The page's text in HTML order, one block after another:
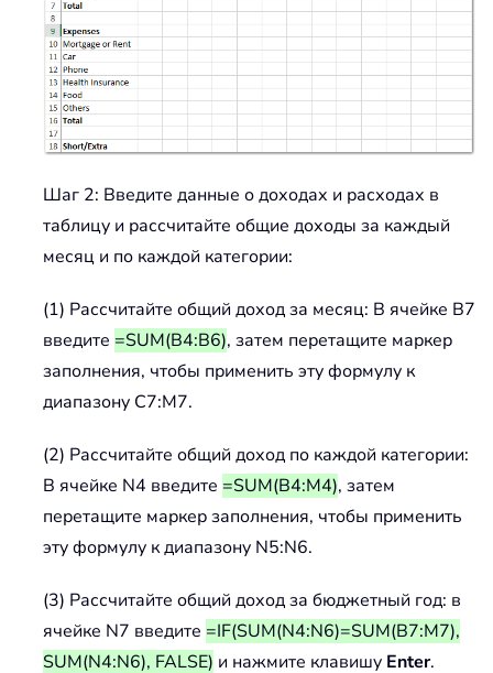
Шаг 2: Введите данные о доходах и расходах в
таблицу и рассчитайте общие доходы за каждый
месяц и по каждой категории:
(1) Рассчитайте общий доход за месяц: В ячейке B7
введите =SUM(B4:B6), затем перетащите маркер
заполнения, чтобы применить эту формулу к
диапазону C7:M7.
(2) Рассчитайте общий доход по каждой категории:
В ячейке N4 введите =SUM(B4:M4), затем
перетащите маркер заполнения, чтобы применить
эту формулу к диапазону N5:N6.
(3) Рассчитайте общий доход за бюджетный год: в
ячейке N7 введите =IF(SUM(N4:N6)=SUM(B7:M7),
SUM(N4:N6), FALSE) и нажмите клавишу Enter.